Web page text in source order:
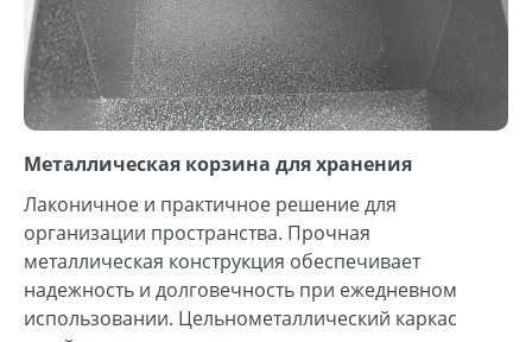
Металлическая корзина для хранения
Лаконичное и практичное решение для
организации пространства. Прочная
металлическая конструкция обеспечивает
надежность и долговечность при ежедневном
использовании. Цельнометаллический каркас